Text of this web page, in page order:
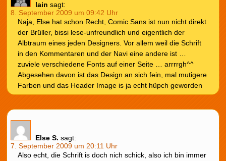
lain sagt:
8. September 2009 um 09:42 Uhr
Naja, Else hat schon Recht, Comic Sans ist nun nicht direkt
der Brüller, bissi lese-unfreundlich und eigentlich der
Albtraum eines jeden Designers. Vor allem weil die Schrift
in den Kommentaren und der Navi eine andere ist …
zuviele verschiedene Fonts auf einer Seite … arrrrgh^^
Abgesehen davon ist das Design an sich fein, mal mutigere
Farben und das Header Image is ja echt hüpch geworden
Else S. sagt:
7. September 2009 um 20:11 Uhr
Also echt, die Schrift is doch nich schick, also ich bin immer